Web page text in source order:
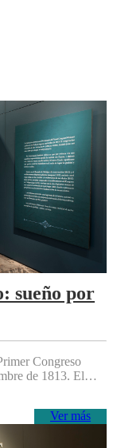
sueño por
Congreso
de 1813. El…
Ver más